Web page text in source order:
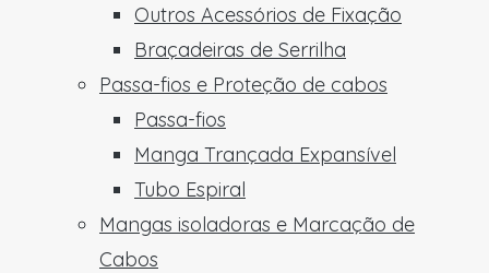
Outros Acessórios de Fixação
Braçadeiras de Serrilha
Passa-fios e Proteção de cabos
Passa-fios
Manga Trançada Expansível
Tubo Espiral
Mangas isoladoras e Marcação de
Cabos